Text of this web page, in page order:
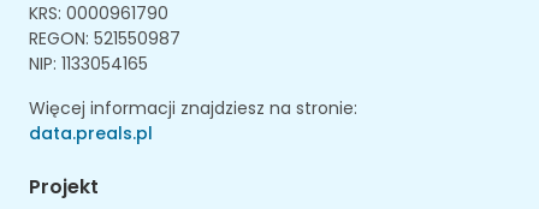
KRS: 0000961790
REGON: 521550987
NIP: 1133054165
Więcej informacji znajdziesz na stronie:
data.preals.pl
Projekt